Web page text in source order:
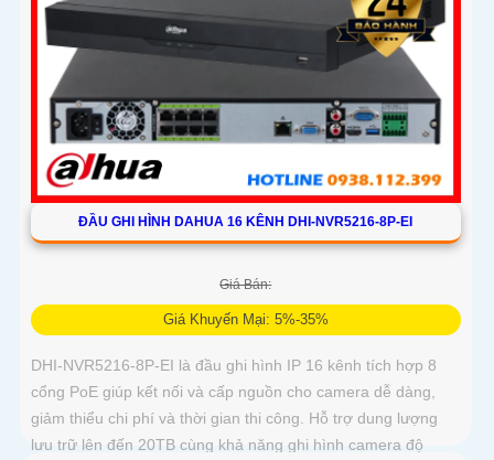
ĐẦU GHI HÌNH DAHUA 16 KÊNH DHI-NVR5216-8P-EI
Giá Bán:
Giá Khuyến Mại: 5%-35%
DHI-NVR5216-8P-EI là đầu ghi hình IP 16 kênh tích hợp 8
cổng PoE giúp kết nối và cấp nguồn cho camera dễ dàng,
giảm thiểu chi phí và thời gian thi công. Hỗ trợ dung lượng
lưu trữ lên đến 20TB cùng khả năng ghi hình camera độ